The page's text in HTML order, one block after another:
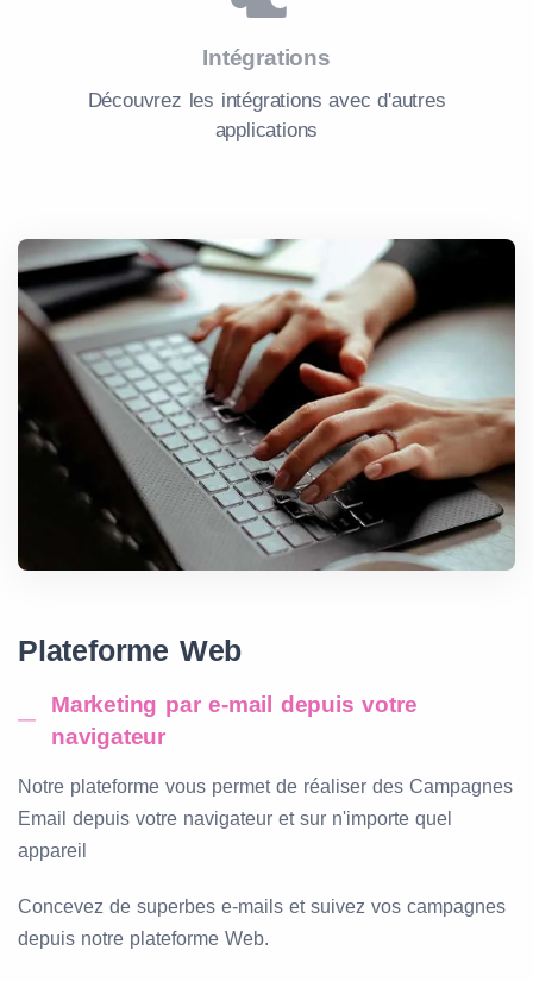
Intégrations
Découvrez les intégrations avec d'autres
applications
Plateforme Web
Marketing par e-mail depuis votre
navigateur
Notre plateforme vous permet de réaliser des Campagnes
Email depuis votre navigateur et sur n'importe quel
appareil
Concevez de superbes e-mails et suivez vos campagnes
depuis notre plateforme Web.